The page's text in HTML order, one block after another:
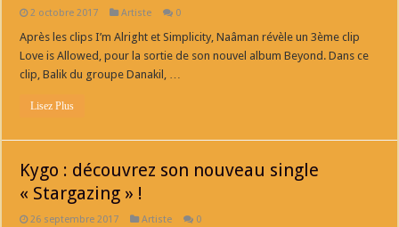
2 octobre 2017 Artiste 0
Après les clips I’m Alright et Simplicity, Naâman révèle un 3ème clip
Love is Allowed, pour la sortie de son nouvel album Beyond. Dans ce
clip, Balik du groupe Danakil, …
Lisez Plus
Kygo : découvrez son nouveau single
« Stargazing » !
26 septembre 2017 Artiste 0